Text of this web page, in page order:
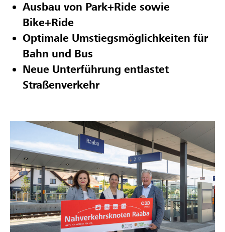
Ausbau von Park+Ride sowie
Bike+Ride
Optimale Umstiegsmöglichkeiten für
Bahn und Bus
Neue Unterführung entlastet
Straßenverkehr